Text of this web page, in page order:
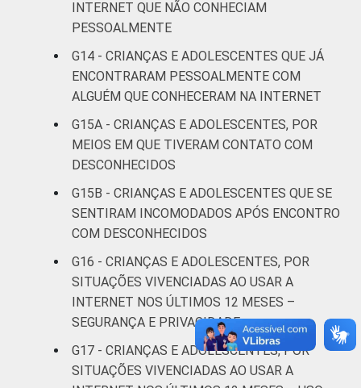
11
De 15 a 17
anos
11
RENDA
FAMILIAR
Até 1 SM 10 14
Mais de 1
Mais de 2
SM até 3 SM
Mais de 3
SM
8
Não tem
renda
3 1
INTERNET QUE NÃO CONHECIAM
PESSOALMENTE
G14 - CRIANÇAS E ADOLESCENTES QUE JÁ
ENCONTRARAM PESSOALMENTE COM
ALGUÉM QUE CONHECERAM NA INTERNET
G15A - CRIANÇAS E ADOLESCENTES, POR
MEIOS EM QUE TIVERAM CONTATO COM
DESCONHECIDOS
G15B - CRIANÇAS E ADOLESCENTES QUE SE
SENTIRAM INCOMODADOS APÓS ENCONTRO
COM DESCONHECIDOS
G16 - CRIANÇAS E ADOLESCENTES, POR
SITUAÇÕES VIVENCIADAS AO USAR A
INTERNET NOS ÚLTIMOS 12 MESES –
SEGURANÇA E PRIVACIDADE
G17 - CRIANÇAS E ADOLESCENTES, POR
SITUAÇÕES VIVENCIADAS AO USAR A